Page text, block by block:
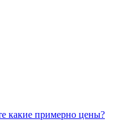
какие примерно цены?